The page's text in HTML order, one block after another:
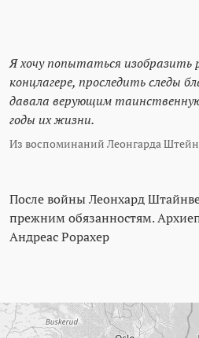
Я хочу попытаться изобразить
концлагере, проследить следы
давала верующим
годы их жизни.
Из воспоминаний Леонгарда
После войны Леонхард
прежним обязанностям.
Андреас Рорахер
Пропустить карту